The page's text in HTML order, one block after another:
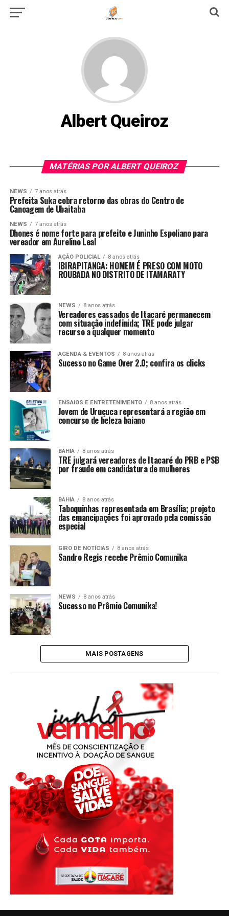
Albert Queiroz
MATÉRIAS POR ALBERT QUEIROZ
NEWS 7 anos atrás
Prefeita Suka cobra retorno das obras do Centro de
Canoagem de Ubaitaba
NEWS 7 anos atrás
Dhones é nome forte para prefeito e Juninho Espoliano para
vereador em Aurelino Leal
AÇÃO POLICIAL 8 anos atrás
IBIRAPITANGA: HOMEM É PRESO COM MOTO
ROUBADA NO DISTRITO DE ITAMARATY
NEWS 8 anos atrás
Vereadores cassados de Itacaré permanecem
com situação indefinida; TRE pode julgar
recurso a qualquer momento
AGENDA & EVENTOS 8 anos atrás
Sucesso no Game Over 2.0; confira os clicks
ENSAIOS E ENTRETENIMENTO 8 anos atrás
Jovem de Uruçuca representará a região em
concurso de beleza baiano
BAHIA 8 anos atrás
TRE julgará vereadores de Itacaré do PRB e PSB
por fraude em candidatura de mulheres
BAHIA 8 anos atrás
Taboquinhas representada em Brasília; projeto
das emancipações foi aprovado pela comissão
especial
GIRO DE NOTÍCIAS 8 anos atrás
Sandro Regis recebe Prêmio Comunika
NEWS 8 anos atrás
Sucesso no Prêmio Comunika!
MAIS POSTAGENS